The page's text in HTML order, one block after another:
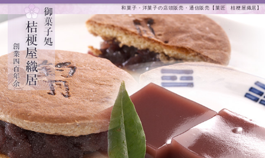
和菓子・洋菓子の店頭販売・通信販売【菓匠 桔梗屋織居】